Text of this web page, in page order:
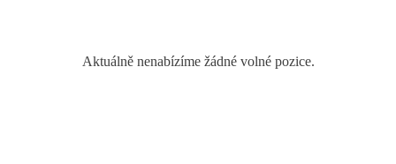
Aktuálně nenabízíme žádné volné pozice.